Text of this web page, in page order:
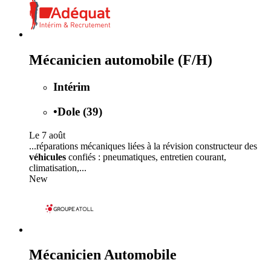
Mécanicien automobile (F/H)
Intérim
•Dole (39)
Le 7 août
...réparations mécaniques liées à la révision constructeur des
véhicules confiés : pneumatiques, entretien courant,
climatisation,...
New
Mécanicien Automobile